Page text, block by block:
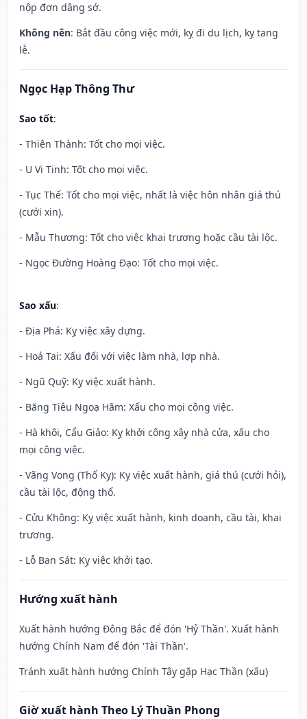
nộp đơn dâng sớ.
Không nên: Bắt đầu công việc mới, kỵ đi du lịch, kỵ tang
lễ.
Ngọc Hạp Thông Thư
Sao tốt:
- Thiên Thành: Tốt cho mọi việc.
- U Vi Tinh: Tốt cho mọi việc.
- Tục Thế: Tốt cho mọi việc, nhất là việc hôn nhân giá thú
(cưới xin).
- Mẫu Thương: Tốt cho việc khai trương hoặc cầu tài lộc.
- Ngọc Đường Hoàng Đạo: Tốt cho mọi việc.
Sao xấu:
- Địa Phá: Kỵ việc xây dựng.
- Hoả Tai: Xấu đối với việc làm nhà, lợp nhà.
- Ngũ Quỹ: Kỵ việc xuất hành.
- Băng Tiêu Ngoạ Hãm: Xấu cho mọi công việc.
- Hà khôi, Cẩu Giảo: Kỵ khởi công xây nhà cửa, xấu cho
mọi công việc.
- Vãng Vong (Thổ Kỵ): Kỵ việc xuất hành, giá thú (cưới hỏi),
cầu tài lộc, động thổ.
- Cửu Không: Kỵ việc xuất hành, kinh doanh, cầu tài, khai
trương.
- Lỗ Ban Sát: Kỵ việc khởi tạo.
Hướng xuất hành
Xuất hành hướng Đông Bắc để đón 'Hỷ Thần'. Xuất hành
hướng Chính Nam để đón 'Tài Thần'.
Tránh xuất hành hướng Chính Tây gặp Hạc Thần (xấu)
Giờ xuất hành Theo Lý Thuần Phong